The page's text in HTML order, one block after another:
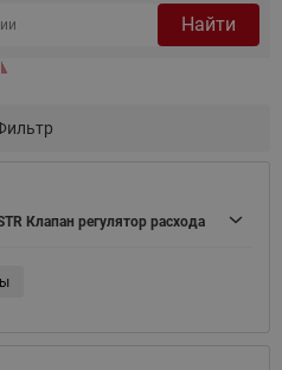
Найти
Клапан регулятор расхода